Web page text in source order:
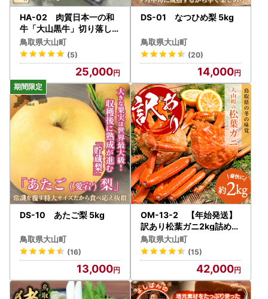
HA-02 肉質日本一の和
牛「大山黒牛」切り落し１
kg
鳥取県大山町
(5)
25,000
DS-01 なつひめ梨 5kg
鳥取県大山町
(20)
14,000
DS-10 あたご梨 5kg
鳥取県大山町
(16)
13,000
OM-13-2 【年始発送】
訳あり松葉ガニ2kg詰め合
わせ（冷凍）
鳥取県大山町
(15)
42,000